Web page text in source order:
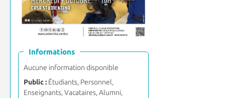
Informations
Aucune information disponible
Public :Étudiants, Personnel,
Enseignants, Vacataires, Alumni,